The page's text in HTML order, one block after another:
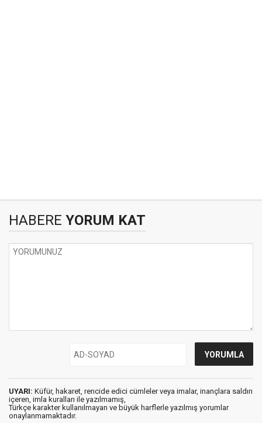
HABERE YORUM KAT
UYARI: Küfür, hakaret, rencide edici cümleler veya imalar, inançlara saldırı
içeren, imla kuralları ile yazılmamış,
Türkçe karakter kullanılmayan ve büyük harflerle yazılmış yorumlar
onaylanmamaktadır.